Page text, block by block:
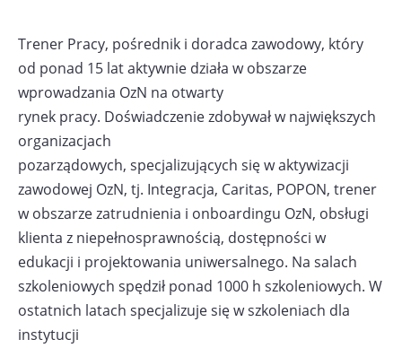
Trener Pracy, pośrednik i doradca zawodowy, który
od ponad 15 lat aktywnie działa w obszarze
wprowadzania OzN na otwarty
rynek pracy. Doświadczenie zdobywał w największych
organizacjach
pozarządowych, specjalizujących się w aktywizacji
zawodowej OzN, tj. Integracja, Caritas, POPON, trener
w obszarze zatrudnienia i onboardingu OzN, obsługi
klienta z niepełnosprawnością, dostępności w
edukacji i projektowania uniwersalnego. Na salach
szkoleniowych spędził ponad 1000 h szkoleniowych. W
ostatnich latach specjalizuje się w szkoleniach dla
instytucji